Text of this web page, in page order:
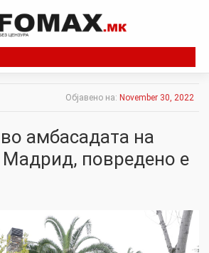
Објавено на: November 30, 2022
амбасадата на
повредено е